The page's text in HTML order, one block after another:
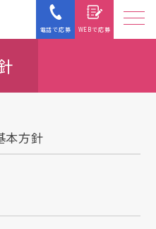
電話で応募 WEBで応募
本方針